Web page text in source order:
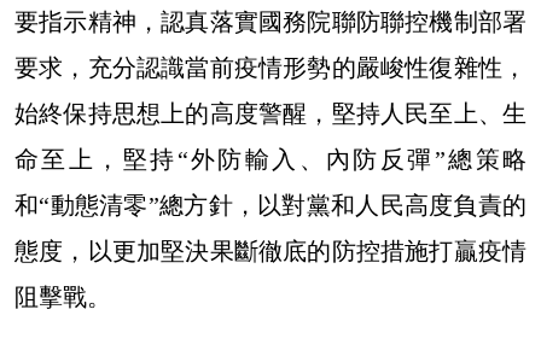
要指示精神，認真落實國務院聯防聯控機制部署
要求，充分認識當前疫情形勢的嚴峻性復雜性，
始終保持思想上的高度警醒，堅持人民至上、生
命至上，堅持“外防輸入、內防反彈”總策略
和“動態清零”總方針，以對黨和人民高度負責的
態度，以更加堅決果斷徹底的防控措施打贏疫情
阻擊戰。